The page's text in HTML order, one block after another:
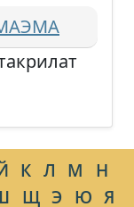
К Л М
Н
Щ Э Ю Я